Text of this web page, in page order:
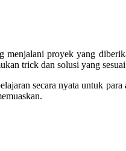
proyek yang
trick dan solusi yang
secara nyata untuk